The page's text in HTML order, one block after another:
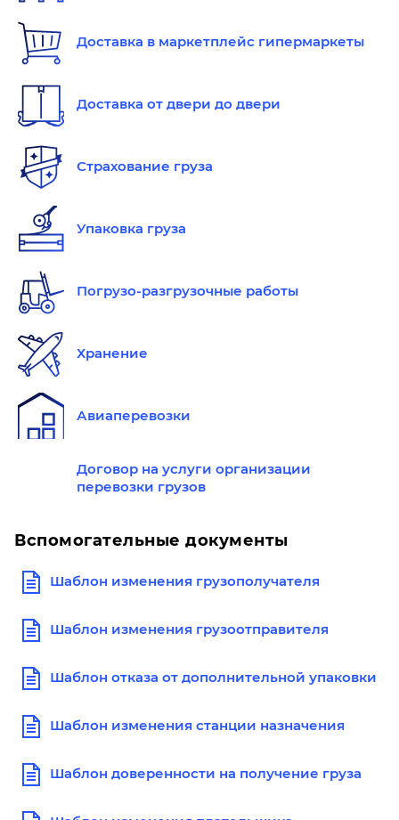
Доставка в маркетплейс гипермаркеты
Доставка от двери до двери
Страхование груза
Упаковка груза
Погрузо-разгрузочные работы
Хранение
Авиаперевозки
Договор на услуги организации
перевозки грузов
Вспомогательные документы
Шаблон изменения грузополучателя
Шаблон изменения грузоотправителя
Шаблон отказа от дополнительной упаковки
Шаблон изменения станции назначения
Шаблон доверенности на получение груза